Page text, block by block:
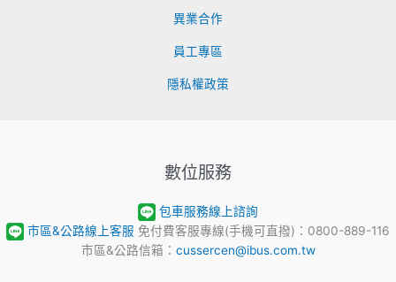
異業合作
員工專區
隱私權政策
數位服務
包車服務線上諮詢
市區&公路線上客服 免付費客服專線(手機可直撥)：0800-889-116
市區&公路信箱： cussercen@ibus.com.tw